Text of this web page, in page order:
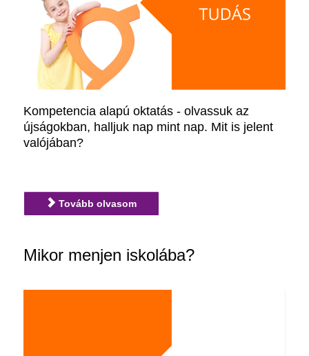
Kompetencia alapú oktatás - olvassuk az
újságokban, halljuk nap mint nap. Mit is jelent
valójában?
Tovább olvasom
Mikor menjen iskolába?